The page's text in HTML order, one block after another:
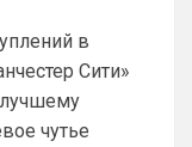
в
Сити»
лучшему
чутье